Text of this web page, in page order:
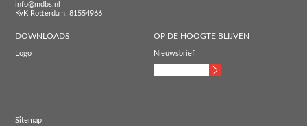
info@mdbs.nl
KvK Rotterdam: 81554966
DOWNLOADS
Logo
OP DE HOOGTE BLIJVEN
Nieuwsbrief
Sitemap